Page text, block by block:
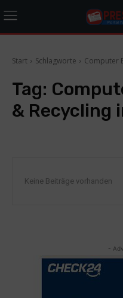
Start Schlagworte Computer
Tag:
& Recycling
Keine Beiträge vorhanden
-